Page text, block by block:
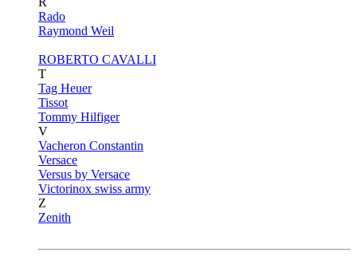
Rado
Raymond Weil
ROBERTO CAVALLI
T
Tag Heuer
Tissot
Tommy Hilfiger
V
Vacheron Constantin
Versace
Versus by Versace
Victorinox swiss army
Z
Zenith